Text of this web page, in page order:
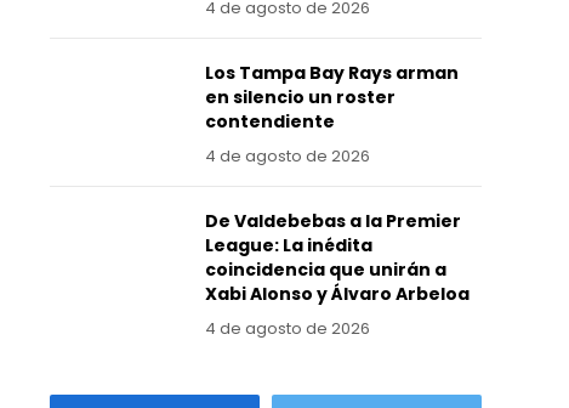
4 de agosto de 2026
Los Tampa Bay Rays arman
en silencio un roster
contendiente
4 de agosto de 2026
De Valdebebas a la Premier
League: La inédita
coincidencia que unirán a
Xabi Alonso y Álvaro Arbeloa
4 de agosto de 2026